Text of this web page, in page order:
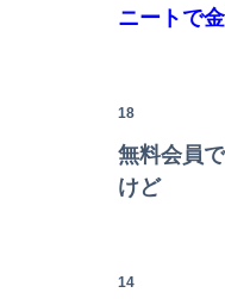
Powered
ニートで
18
無料会員
けど
14